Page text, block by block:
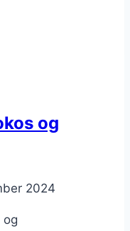
og
2024
og